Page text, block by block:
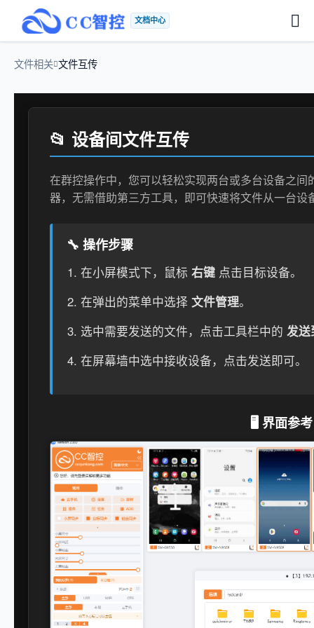
文档中心
文件相关 文件互传
📂 设备间文件互传
在群控操作中，您可以轻松实现两台或多台设备之
器，无需借助第三方工具，即可快速将文件从一台设
🔧 操作步骤
在小屏模式下，鼠标 右键 点击目标设备。
在弹出的菜单中选择 文件管理。
选中需要发送的文件，点击工具栏中的 发送
在屏幕墙中选中接收设备，点击发送即可。
🖥️ 界面参考